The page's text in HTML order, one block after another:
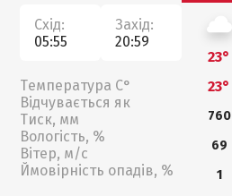
Схід:
05:55
Захід:
20:59
Температура С°
Відчувається як
Тиск, мм
Вологість, %
Вітер, м/с
Ймовірність опадів, %
23°
23°
760
69
1